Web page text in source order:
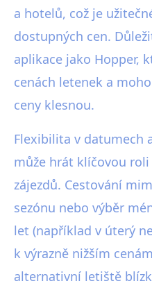
a hotelů, což je
dostupných cen.
aplikace jako Hopper,
cenách letenek a
ceny klesnou.
Flexibilita v datumech
může hrát klíčovou
zájezdů. Cestování
sezónu nebo výběr
let (například v úterý
k výrazně nižším
alternativní letiště